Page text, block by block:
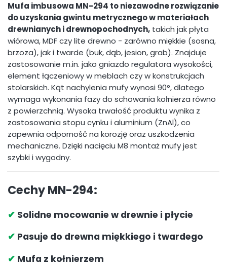
Mufa imbusowa MN-294 to niezawodne rozwiązanie
do uzyskania gwintu metrycznego w materiałach
drewnianych i drewnopochodnych, takich jak płyta
wiórowa, MDF czy lite drewno - zarówno miękkie (sosna,
brzoza), jak i twarde (buk, dąb, jesion, grab). Znajduje
zastosowanie m.in. jako gniazdo regulatora wysokości,
element łączeniowy w meblach czy w konstrukcjach
stolarskich. Kąt nachylenia mufy wynosi 90°, dlatego
wymaga wykonania fazy do schowania kołnierza równo
z powierzchnią. Wysoka trwałość produktu wynika z
zastosowania stopu cynku i aluminium (ZnAl), co
zapewnia odporność na korozję oraz uszkodzenia
mechaniczne. Dzięki nacięciu M8 montaż mufy jest
szybki i wygodny.
Cechy MN-294:
✔ Solidne mocowanie w drewnie i płycie
✔ Pasuje do drewna miękkiego i twardego
✔ Mufa z kołnierzem